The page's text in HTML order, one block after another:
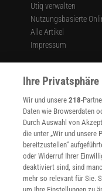
Utiq verwalten
Nutzungsbasierte
Alle Artikel
Impressum
WEITERE ANGEBOTE
Angebote für Schulen
Angebote für
Sprachen lernen mit
Lexika
Für Spektrum schreiben
WEBSEITEN
KielSCN
Wissenschaft in die
Ihre
Wir und unsere218-
Daten wie Browserdaten
Durch Auswahl von
die unter „Wir und unsere
bereitzustellen“
oder Widerruf Ihrer
deaktiviert sind, sind
mehr so relevant für Sie.